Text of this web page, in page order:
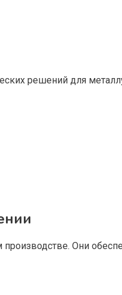
решений для
Они